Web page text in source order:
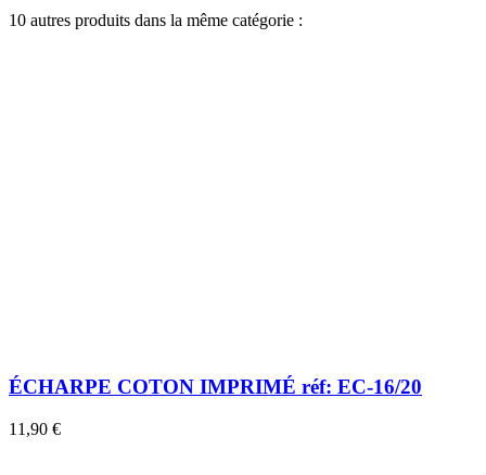
10 autres produits dans la même catégorie :
ÉCHARPE COTON IMPRIMÉ réf: EC-16/20
11,90 €